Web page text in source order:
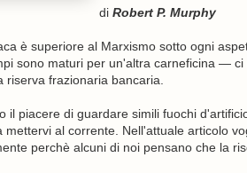
di Robert P. Murphy
è superiore al Marxismo sotto ogni
sono maturi per un'altra carneficina —
frazionaria bancaria.
il piacere di guardare simili fuochi
mettervi al corrente. Nell'attuale articolo
perchè alcuni di noi pensano che la